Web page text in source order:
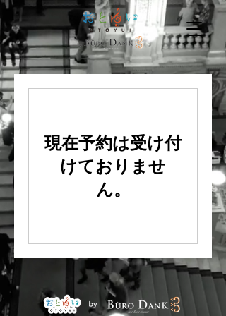
現在予約は受け付
けておりませ
ん。